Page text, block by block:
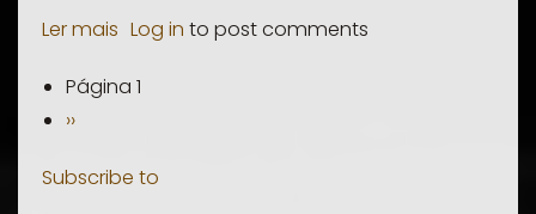
Ler mais sobre
de
Log in to post comments
PAGINAÇÃO
Página 1
Próxima
››
Subscribe to